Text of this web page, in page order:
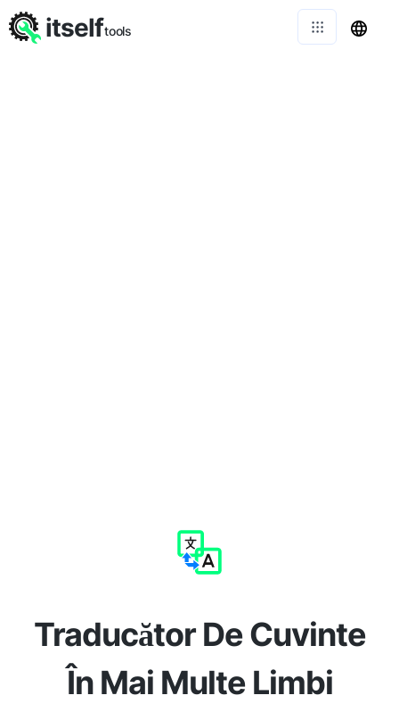
Traducător De Cuvinte
În Mai Multe Limbi
itselftools